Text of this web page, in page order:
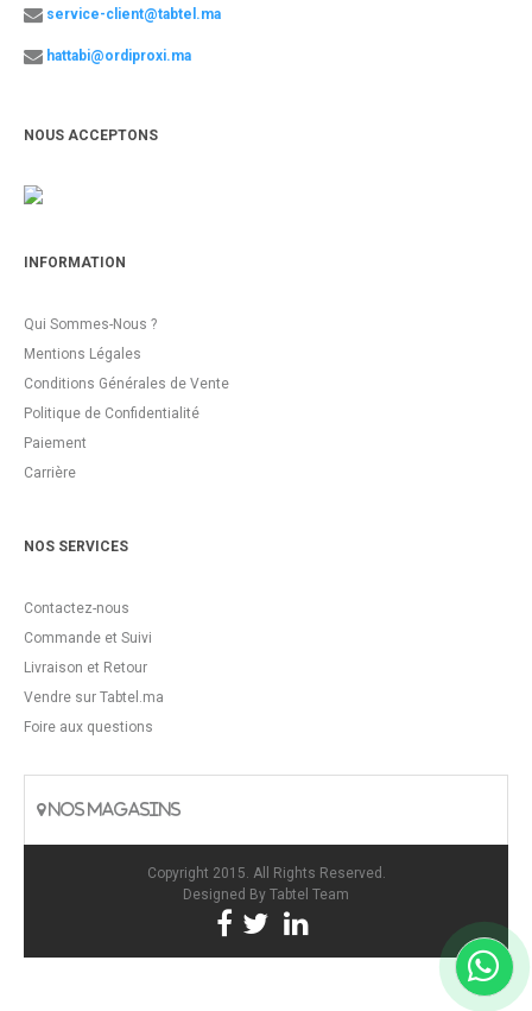
service-client@tabtel.ma
hattabi@ordiproxi.ma
NOUS ACCEPTONS
INFORMATION
Qui Sommes-Nous ?
Mentions Légales
Conditions Générales de Vente
Politique de Confidentialité
Paiement
Carrière
NOS SERVICES
Contactez-nous
Commande et Suivi
Livraison et Retour
Vendre sur Tabtel.ma
Foire aux questions
NOS MAGASINS
Copyright 2015. All Rights Reserved.
Designed By Tabtel Team